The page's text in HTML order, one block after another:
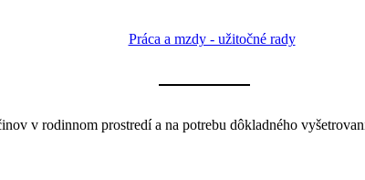
v rodinnom prostredí a na potrebu dôkladného